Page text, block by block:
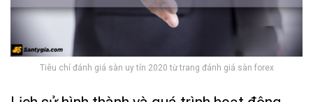
Tiêu chí đánh giá sàn uy tín 2020 từ trang đánh giá sàn forex